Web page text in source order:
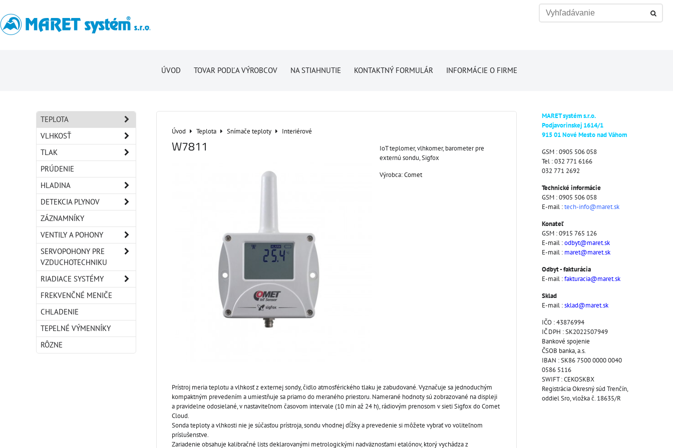
ÚVOD TOVAR PODĽA VÝROBCOV NA STIAHNUTIE KONTAKTNÝ FORMULÁR INFORMÁCIE O FIRME
Úvod Teplota Snímače teploty Interiérové
W7811
IoT teplomer, vlhkomer, barometer pre
externú sondu, Sigfox
Výrobca:Comet
Prístroj meria teplotu a vlhkosť z externej sondy, čidlo atmosférického tlaku je zabudované. Vyznačuje sa jednoduchým
kompaktným prevedením a umiestňuje sa priamo do meraného priestoru. Namerané hodnoty sú zobrazované na displeji
a pravidelne odosielané, v nastaviteľnom časovom intervale (10 min až 24 h), rádiovým prenosom v sieti Sigfox do Comet
Cloud.
Sonda teploty a vlhkosti nie je súčasťou prístroja, sondu vhodnej dĺžky a prevedenie si môžete vybrať vo voliteľnom
príslušenstve.
Zariadenie obsahuje kalibračné lists deklarovanými metrologickými nadväznosťami etalónov, ktorý vychádza z
TEPLOTA
VLHKOSŤ
TLAK
PRÚDENIE
HLADINA
DETEKCIA PLYNOV
ZÁZNAMNÍKY
VENTILY A POHONY
SERVOPOHONY PRE
VZDUCHOTECHNIKU
RIADIACE SYSTÉMY
FREKVENČNÉ MENIČE
CHLADENIE
TEPELNÉ VÝMENNÍKY
RÔZNE
MARET systém s.r.o.
Podjavorinskej 1614/1
915 01 Nové Mesto nad Váhom
GSM : 0905 506 058
Tel : 032 771 6166
032 771 2692
Technické informácie
GSM : 0905 506 058
E-mail :tech-info@maret.sk
Konateľ
GSM : 0915 765 126
E-mail :odbyt@maret.sk
E-mail : maret@maret.sk
Odbyt - fakturácia
E-mail :fakturacia@maret.sk
Sklad
E-mail :sklad@maret.sk
IČO : 43876994
IČ DPH : SK2022507949
Bankové spojenie
ČSOB banka, a.s.
IBAN : SK86 7500 0000 0040
0586 5116
SWIFT : CEKOSKBX
Registrácia Okresný súd Trenčín,
oddiel Sro, vložka č. 18635/R